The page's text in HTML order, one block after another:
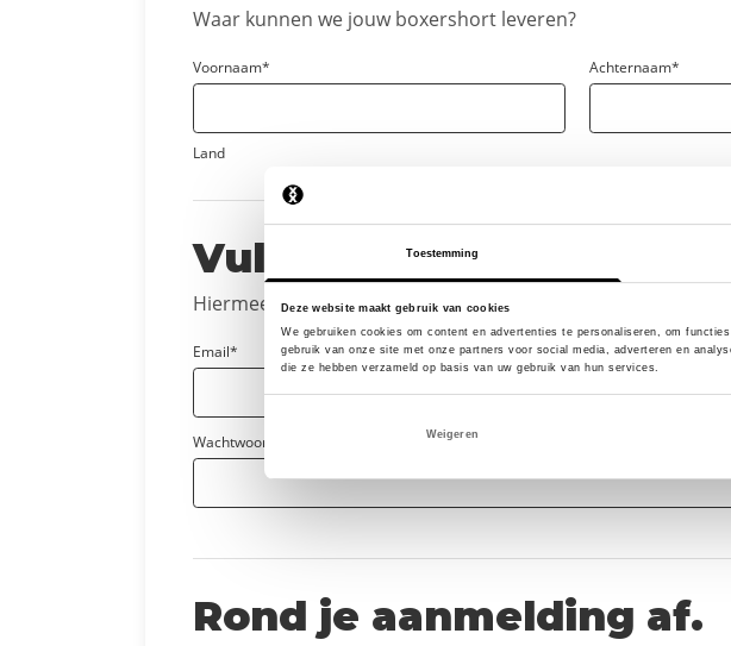
Toestemming
Deze website maakt gebruik van cookies
We gebruiken cookies om content en advertenties te personaliseren, om
gebruik van onze site met onze partners voor social media, adverteren en
die ze hebben verzameld op basis van uw gebruik van hun services.
Weigeren
Vul je gegevens in.
Hiermee maak je het account aan en ontvang je je gratis
Email*
Wachtwoord*
Waar kunnen we jouw boxershort leveren?
Voornaam* Achternaam*
Land
Rond je aanmelding af.